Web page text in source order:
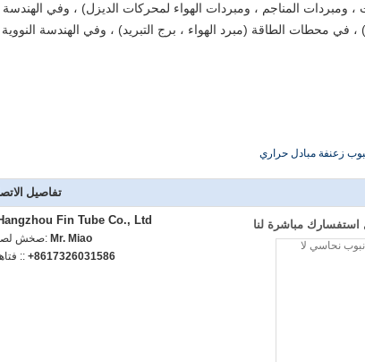
، ومبردات المناجم ، ومبردات الهواء لمحركات الديزل) ، وفي الهندسة
، في محطات الطاقة (مبرد الهواء ، برج التبريد) ، وفي الهندسة النووية
زعنفة مبادل حراري
تفاصيل
Fin Tube Co., Ltd.
اتصل Mr. Miao
+8617326031586
استفسارك مباشرة لنا